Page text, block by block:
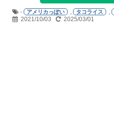
- アメリカっぽい , タコライス ,
2021/10/03 2025/03/01